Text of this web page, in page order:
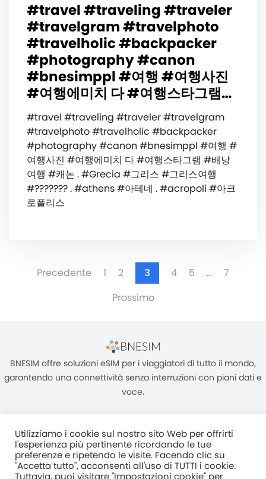
#travel #traveling #traveler
#travelgram #travelphoto
#travelholic #backpacker
#photography #canon
#bnesimppl #여행 #여행사진
#여행에미치 다 #여행스타그램…
#travel #traveling #traveler #travelgram
#travelphoto #travelholic #backpacker
#photography #canon #bnesimppl #여행 #
여행사진 #여행에미치 다 #여행스타그램 #배낭
여행 #캐논 . #Grecia #그리스 #그리스여행
#??????? . #athens #아테네 . #acropoli #아크
로폴리스
Precedente 1 2 3 4 5 …
7
Prossimo
BNESIM offre soluzioni eSIM per i viaggiatori di tutto il mondo,
garantendo una connettività senza interruzioni con piani dati e
voce.
Unità C, 8/F, King Palace Plaza, NO:55 King Yip Street, Kwun Tong,
Utilizziamo i cookie sul nostro sito Web per offrirti
l'esperienza più pertinente ricordando le tue
preferenze e ripetendo le visite. Facendo clic su
"Accetta tutto", acconsenti all'uso di TUTTI i cookie.
Tuttavia, puoi visitare "Impostazioni cookie" per